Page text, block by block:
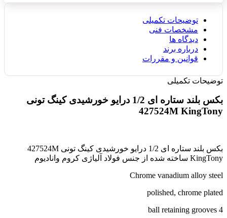
توضیحات تکمیلی
مشخصات فنی
دیدگاه ها
درباره برند
قوانین و مقررات
توضیحات تکمیلی
بکس بلند ستاره ای 1/2 درایو خورشیدی کینگ تونی
427524M KingTony
بکس بلند ستاره ای 1/2 درایو خورشیدی کینگ تونی 427524M
KingTony ساخته شده از جنس فولاد آلیاژی کروم وانادیوم
Chrome vanadium alloy steel
polished, chrome plated
4 ball retaining grooves